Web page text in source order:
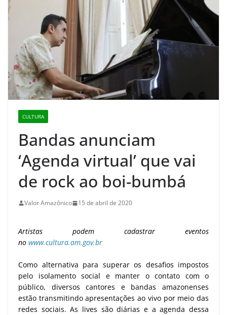
CULTURA
Bandas anunciam
‘Agenda virtual’ que vai
de rock ao boi-bumbá
Valor Amazônico 15 de abril de 2020
Artistas podem cadastrar eventos
no www.cultura.am.gov.br
Como alternativa para superar os desafios impostos
pelo isolamento social e manter o contato com o
público, diversos cantores e bandas amazonenses
estão transmitindo apresentações ao vivo por meio das
redes sociais. As lives são diárias e a agenda dessa